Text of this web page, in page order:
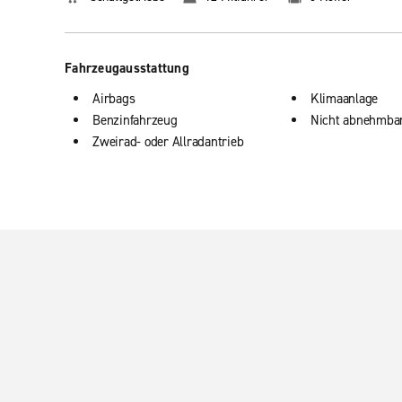
Fahrzeugausstattung
Airbags
Benzinfahrzeug
Zweirad- oder Allradantrieb
Klimaanlage
Nicht